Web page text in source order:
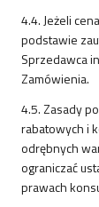
4.4. Jeżeli
podstawie
Sprzedawca
Zamówienia.
4.5. Zasady
rabatowych i
odrębnych
ograniczać
prawach